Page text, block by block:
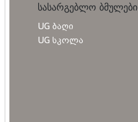
სასარგებლო ბმულები
UG ბაღი
UG სკოლა